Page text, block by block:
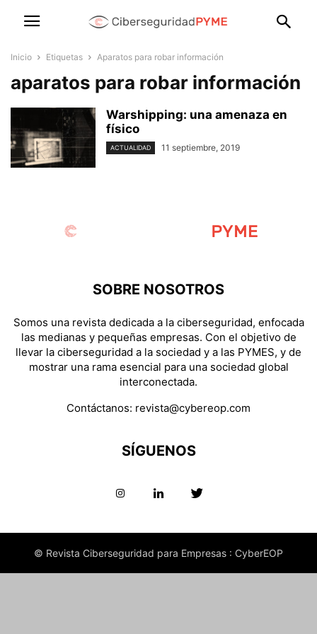
Inicio Etiquetas Aparatos para robar información
aparatos para robar información
Warshipping: una amenaza en
físico
ACTUALIDAD 11 septiembre, 2019
SOBRE NOSOTROS
Somos una revista dedicada a la ciberseguridad, enfocada
las medianas y pequeñas empresas. Con el objetivo de
llevar la ciberseguridad a la sociedad y a las PYMES, y de
mostrar una rama esencial para una sociedad global
interconectada.
Contáctanos: revista@cybereop.com
SÍGUENOS
© Revista Ciberseguridad para Empresas : CyberEOP